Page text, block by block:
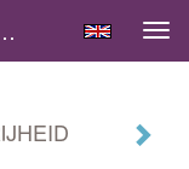
EN VRIJHEID